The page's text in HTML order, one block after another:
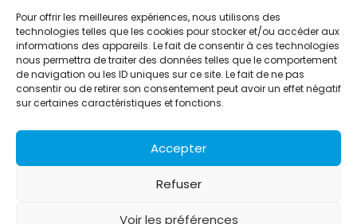
Pour offrir les meilleures expériences, nous utilisons des
technologies telles que les cookies pour stocker et/ou accéder aux
informations des appareils. Le fait de consentir à ces technologies
nous permettra de traiter des données telles que le comportement
de navigation ou les ID uniques sur ce site. Le fait de ne pas
consentir ou de retirer son consentement peut avoir un effet négatif
sur certaines caractéristiques et fonctions.
Accepter
Refuser
Voir les préférences
Alternative Média est une agence de relations presse et de
relations publiques basée à Grenoble. Depuis 1995, elle conçoit et
pilote des stratégies de visibilité en France et à l’international
grâce à un réseau d’agences partenaires.